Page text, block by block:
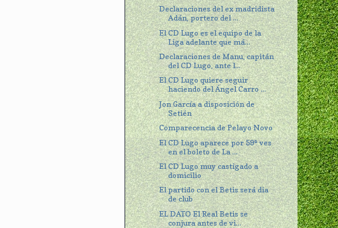
Declaraciones del ex madridista
Adán, portero del ...
El CD Lugo es el equipo de la
Liga adelante que má...
Declaraciones de Manu, capitán
del CD Lugo, ante l...
El CD Lugo quiere seguir
haciendo del Ángel Carro ...
Jon García a disposición de
Setién
Comparecencia de Pelayo Novo
El CD Lugo aparece por 59ª ves
en el boleto de La ...
El CD Lugo muy castigado a
domicilio
El partido con el Betis será dia
de club
EL DATO El Real Betis se
conjura antes de vi...